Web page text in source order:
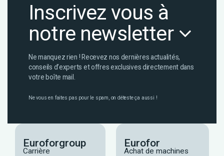
Inscrivez vous à
notre newsletter
Ne manquez rien ! Recevez nos dernières actualités,
conseils d’experts et offres exclusives directement dans
votre boîte mail.
Ne vous en faites pas pour le spam, on déteste ça aussi !
Euroforgroup
Carrière
Eurofor
Achat de machines